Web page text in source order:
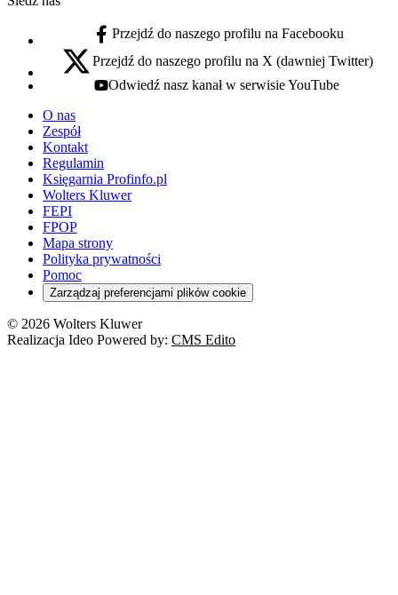
facebook - otwiera się w nowej karcie
Przejdź do naszego profilu na Facebooku
x - otwiera się w nowej karcie
Przejdź do naszego profilu na X (dawniej Twitter)
youtube - otwiera się w nowej karcie
Odwiedź nasz kanał w serwisie YouTube
O nas
Zespół
Kontakt
Regulamin
Księgarnia Profinfo.pl
Wolters Kluwer
FEPI
FPOP
Mapa strony
Polityka prywatności
Pomoc
Zarządzaj preferencjami plików cookie
© 2026 Wolters Kluwer
Realizacja Ideo Powered by: CMS Edito